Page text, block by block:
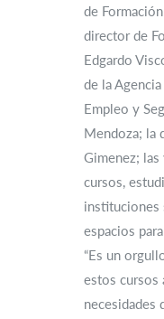
de
director de
Edgardo
de la
Empleo y
Mendoza; la
Gimenez;
cursos,
instituciones
espacios
“Es un
estos cursos
necesidades